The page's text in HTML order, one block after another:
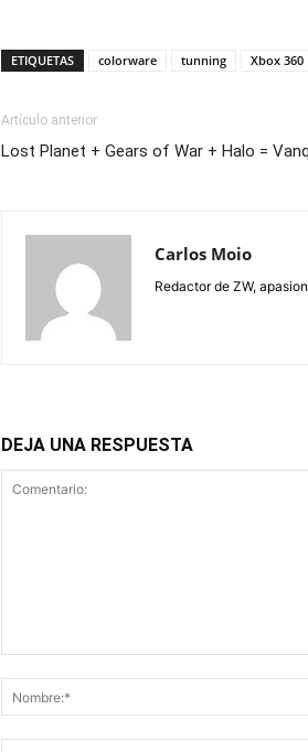
ETIQUETAS colorware tunning Xbox 360
Artículo anterior
Lost Planet + Gears of War + Halo =
Carlos Moio
Redactor de ZW,
DEJA UNA RESPUESTA